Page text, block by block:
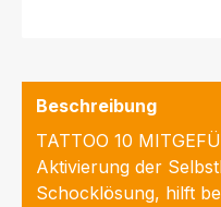
Beschreibung
TATTOO 10
Aktivierung der
Schocklösung, hilft